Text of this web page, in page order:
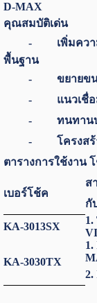
D-MAX
คุณสมบัติเด่น
- เพิ่มความยาว
พื้นฐาน
- ขยายขนาดกร
- แนวเชื่อมหูยึ
- ทนทานบรรทุ
- โครงสร้างก
ตารางการใช้งาน
เบอร์โช้ค
ส
กั
KA-3013SX
1.
KA-3030TX
1.
2.